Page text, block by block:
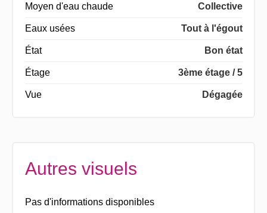
Moyen d'eau chaude Collective
Eaux usées Tout à l'égout
État Bon état
Étage 3ème étage / 5
Vue Dégagée
Autres visuels
Pas d'informations disponibles